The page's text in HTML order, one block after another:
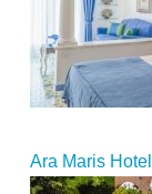
Ara Maris